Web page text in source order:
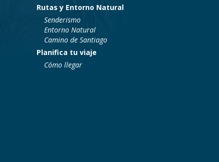
Rutas y Entorno Natural
Senderismo
Entorno Natural
Camino de Santiago
Planifica tu viaje
Cómo llegar